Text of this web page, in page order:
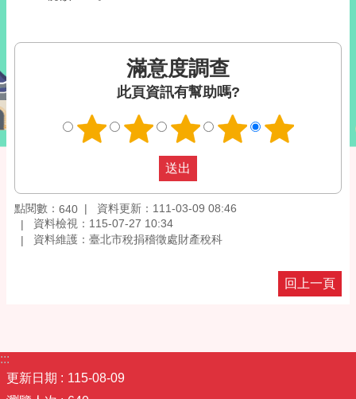
滿意度調查
此頁資訊有幫助嗎?
點閱數： 640
資料更新：111-03-09 08:46
資料檢視：115-07-27 10:34
資料維護：臺北市稅捐稽徵處財產稅科
回上一頁
:::
更新日期
115-08-09